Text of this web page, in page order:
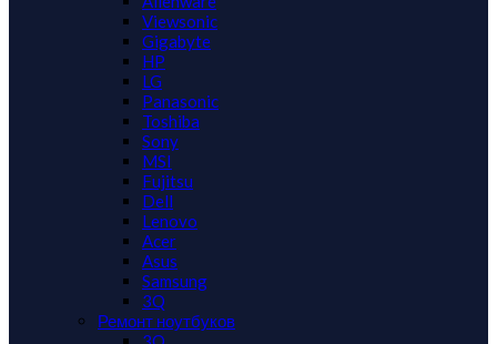
Viewsonic
Gigabyte
HP
LG
Panasonic
Toshiba
Sony
MSI
Fujitsu
Dell
Lenovo
Acer
Asus
Samsung
3Q
Ремонт ноутбуков